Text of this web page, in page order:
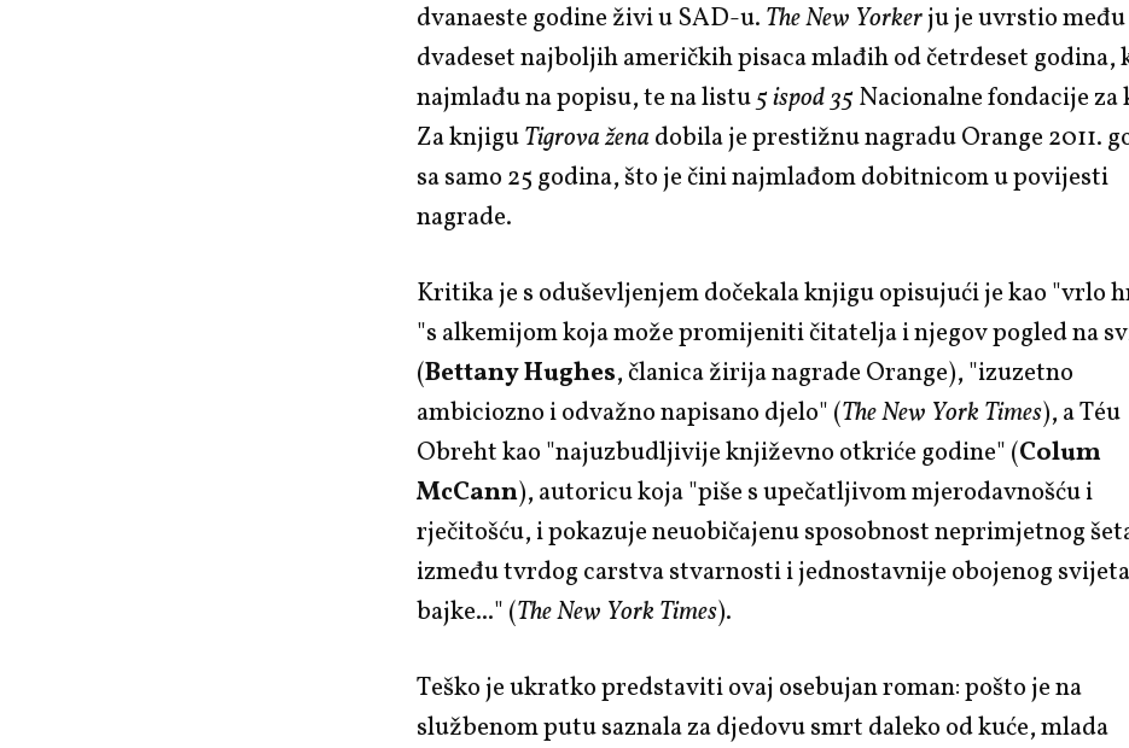
dvanaeste godine živi u SAD-u. The New Yorkerju je uvrstio među
dvadeset najboljih američkih pisaca mlađih od četrdeset godina,
najmlađu na popisu, te na listu5 ispod 35Nacionalne fondacije za
Za knjiguTigrova ženadobila je prestižnu nagradu Orange 2011.
sa samo 25 godina, što je čini najmlađom dobitnicom u povijesti
nagrade.
Kritika je s oduševljenjem dočekala knjigu opisujući je kao "vrlo
"s alkemijom koja može promijeniti čitatelja i njegov pogled na
(Bettany Hughes, članica žirija nagrade Orange), "izuzetno
ambiciozno i odvažno napisano djelo" (The New York Times), a Téu
Obreht kao "najuzbudljivije književno otkriće godine" (Colum
McCann), autoricu koja "piše s upečatljivom mjerodavnošću i
rječitošću, i pokazuje neuobičajenu sposobnost neprimjetnog
između tvrdog carstva stvarnosti i jednostavnije obojenog svijeta
bajke..." (The New York Times).
Teško je ukratko predstaviti ovaj osebujan roman: pošto je na
službenom putu saznala za djedovu smrt daleko od kuće, mlada